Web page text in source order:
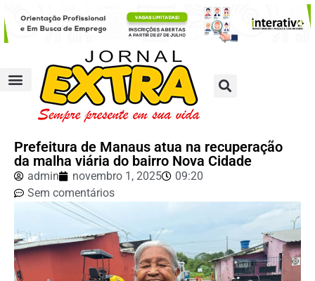
Prefeitura de Manaus atua na recuperação
da malha viária do bairro Nova Cidade
admin novembro 1, 2025
09:20
Sem comentários